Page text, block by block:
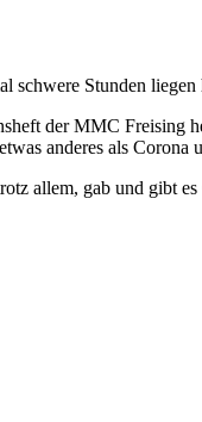
schwere Stunden
der MMC Freising
anderes als
allem, gab und gibt